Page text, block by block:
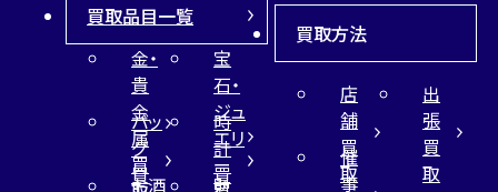
買取品目一覧
金・
貴
金
属
買
宝
石・
ジュ
エリ
ー
バッ
グ
買
時
計
買
お酒
財
買取方法
店
舗
買
取
出
張
買
取
催
事